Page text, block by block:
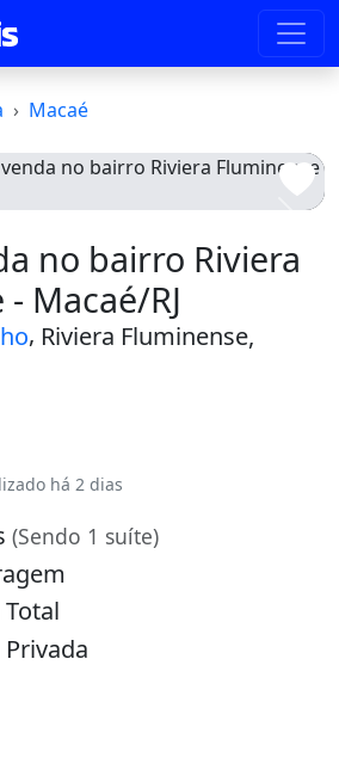
Macaé
no bairro Riviera
Macaé/RJ
, Riviera Fluminense,
há 2 dias
(Sendo 1 suíte)
Privada